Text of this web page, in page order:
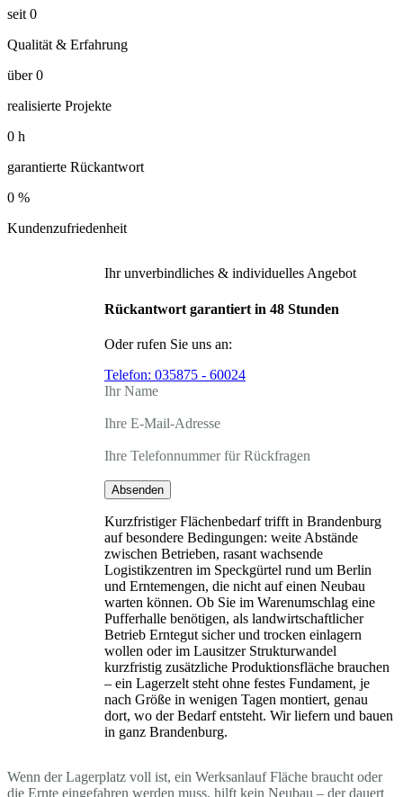
seit 0
Qualität & Erfahrung
über 0
realisierte Projekte
0 h
garantierte Rückantwort
0 %
Kundenzufriedenheit
Ihr unverbindliches & individuelles Angebot
Rückantwort garantiert in 48 Stunden
Oder rufen Sie uns an:
Telefon: 035875 - 60024
Ihr Name
Ihre E-Mail-Adresse
Ihre Telefonnummer für Rückfragen
Absenden
Kurzfristiger Flächenbedarf trifft in Brandenburg
auf besondere Bedingungen: weite Abstände
zwischen Betrieben, rasant wachsende
Logistikzentren im Speckgürtel rund um Berlin
und Erntemengen, die nicht auf einen Neubau
warten können. Ob Sie im Warenumschlag eine
Pufferhalle benötigen, als landwirtschaftlicher
Betrieb Erntegut sicher und trocken einlagern
wollen oder im Lausitzer Strukturwandel
kurzfristig zusätzliche Produktionsfläche brauchen
– ein Lagerzelt steht ohne festes Fundament, je
nach Größe in wenigen Tagen montiert, genau
dort, wo der Bedarf entsteht. Wir liefern und bauen
in ganz Brandenburg.
Wenn der Lagerplatz voll ist, ein Werksanlauf Fläche braucht oder
die Ernte eingefahren werden muss, hilft kein Neubau – der dauert